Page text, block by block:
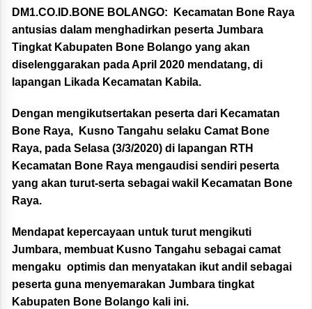
DM1.CO.ID.BONE BOLANGO: Kecamatan Bone Raya
antusias dalam menghadirkan peserta Jumbara
Tingkat Kabupaten Bone Bolango yang akan
diselenggarakan pada April 2020 mendatang, di
lapangan Likada Kecamatan Kabila.
Dengan mengikutsertakan peserta dari Kecamatan
Bone Raya, Kusno Tangahu selaku Camat Bone
Raya, pada Selasa (3/3/2020) di lapangan RTH
Kecamatan Bone Raya mengaudisi sendiri peserta
yang akan turut-serta sebagai wakil Kecamatan Bone
Raya.
Mendapat kepercayaan untuk turut mengikuti
Jumbara, membuat Kusno Tangahu sebagai camat
mengaku optimis dan menyatakan ikut andil sebagai
peserta guna menyemarakan Jumbara tingkat
Kabupaten Bone Bolango kali ini.